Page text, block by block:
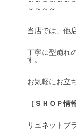
～～～～
当店では、他
丁寧に型崩れ
す。
お気軽にお立
［ＳＨＯＰ情
リュネットプ